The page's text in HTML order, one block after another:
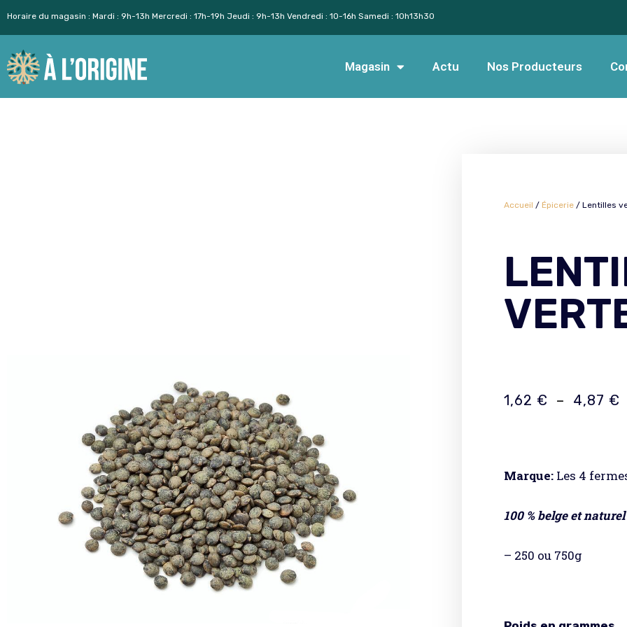
Aller
au
contenu
Horaire du magasin : Mardi : 9h-13h Mercredi : 17h-19h Jeudi : 9h-13h Vendredi : 10-16h Samedi : 10h13h30
Magasin Actu Nos Producteurs
Accueil / Épicerie / Lentilles
1,62 € – 4,87 €
Marque: Les 4
100 % belge et naturel
– 250 ou 750g